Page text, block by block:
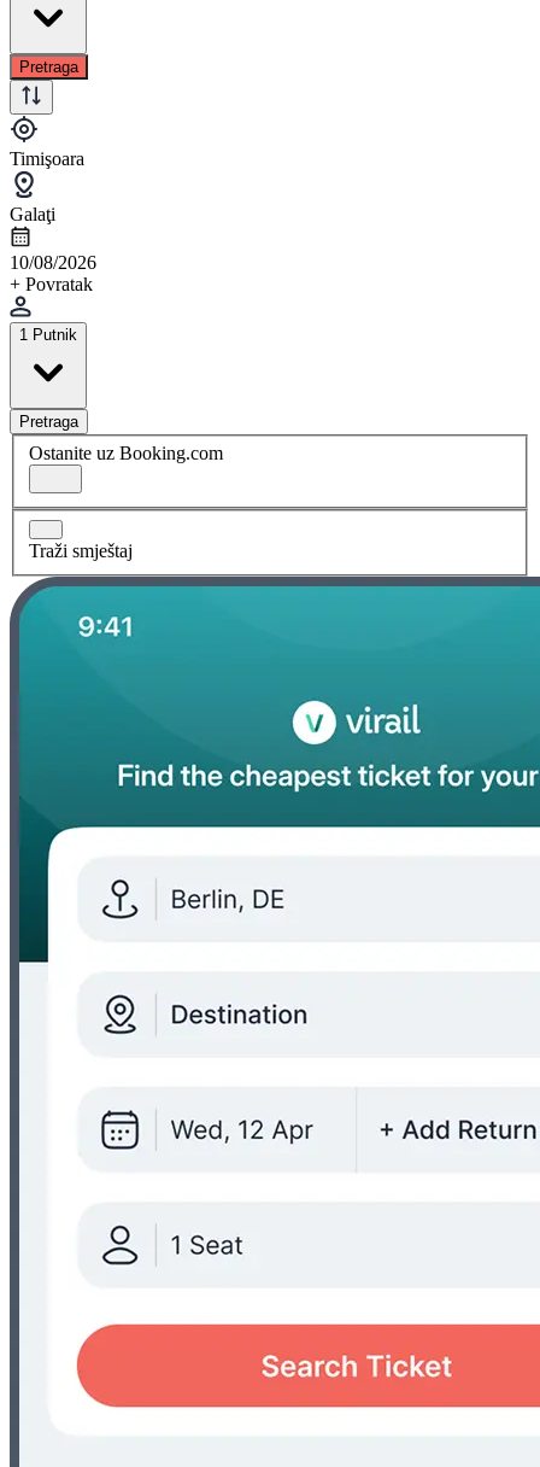
Pretraga
Timişoara
Galaţi
10/08/2026
+ Povratak
1 Putnik
Pretraga
Ostanite uz Booking.com
Traži smještaj